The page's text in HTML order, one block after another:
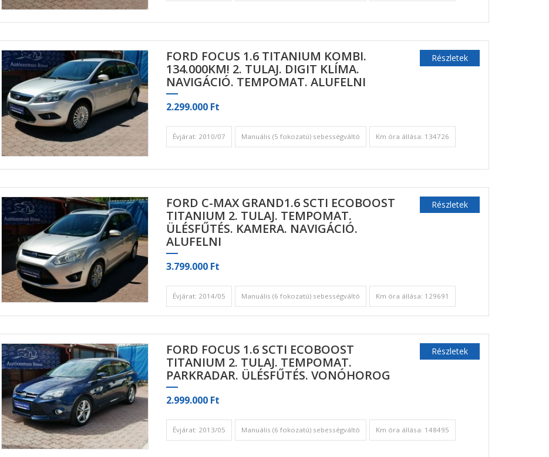
FORD FOCUS 1.6 TITANIUM KOMBI.
134.000KM! 2. TULAJ. DIGIT KLÍMA.
NAVIGÁCIÓ. TEMPOMAT. ALUFELNI
2.299.000 Ft
Részletek
Évjárat: 2010/07 Manuális (5 fokozatú) sebességváltó Km óra állása: 134726
FORD C-MAX GRAND1.6 SCTI ECOBOOST
TITANIUM 2. TULAJ. TEMPOMAT.
ÜLÉSFŰTÉS. KAMERA. NAVIGÁCIÓ.
ALUFELNI
3.799.000 Ft
Részletek
Évjárat: 2014/05 Manuális (6 fokozatú) sebességváltó Km óra állása: 129691
FORD FOCUS 1.6 SCTI ECOBOOST
TITANIUM 2. TULAJ. TEMPOMAT.
PARKRADAR. ÜLÉSFŰTÉS. VONÓHOROG
2.999.000 Ft
Részletek
Évjárat: 2013/05 Manuális (6 fokozatú) sebességváltó Km óra állása: 148495